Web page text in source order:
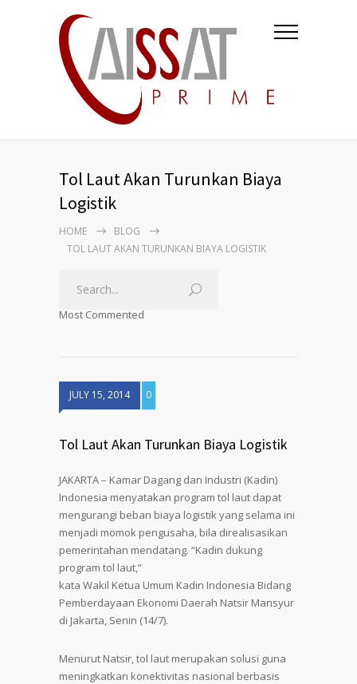
Tol Laut Akan Turunkan Biaya
Logistik
HOME
BLOG
TOL LAUT AKAN TURUNKAN BIAYA LOGISTIK
Most Commented
JULY 15, 2014 0
Tol Laut Akan Turunkan Biaya Logistik
JAKARTA – Kamar Dagang dan Industri (Kadin)
Indonesia menyatakan program tol laut dapat
mengurangi beban biaya logistik yang selama ini
menjadi momok pengusaha, bila direalisasikan
pemerintahan mendatang. “Kadin dukung
program tol laut,”
kata Wakil Ketua Umum Kadin Indonesia Bidang
Pemberdayaan Ekonomi Daerah Natsir Mansyur
di Jakarta, Senin (14/7).
Menurut Natsir, tol laut merupakan solusi guna
meningkatkan konektivitas nasional berbasis